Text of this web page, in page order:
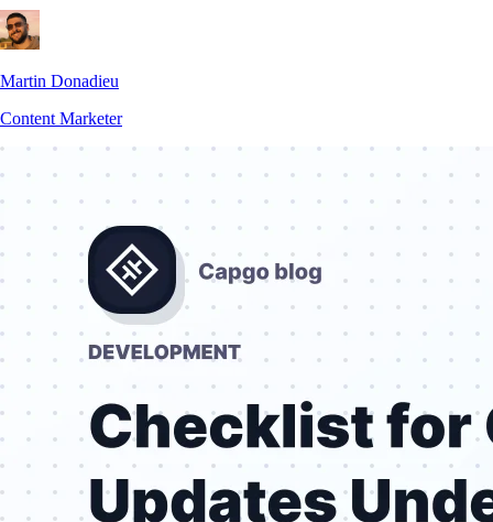
Martin Donadieu
Content Marketer